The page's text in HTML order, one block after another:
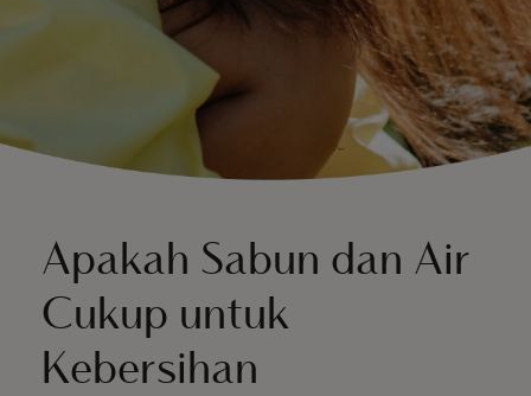
Apakah Sabun dan Air
Cukup untuk
Kebersihan